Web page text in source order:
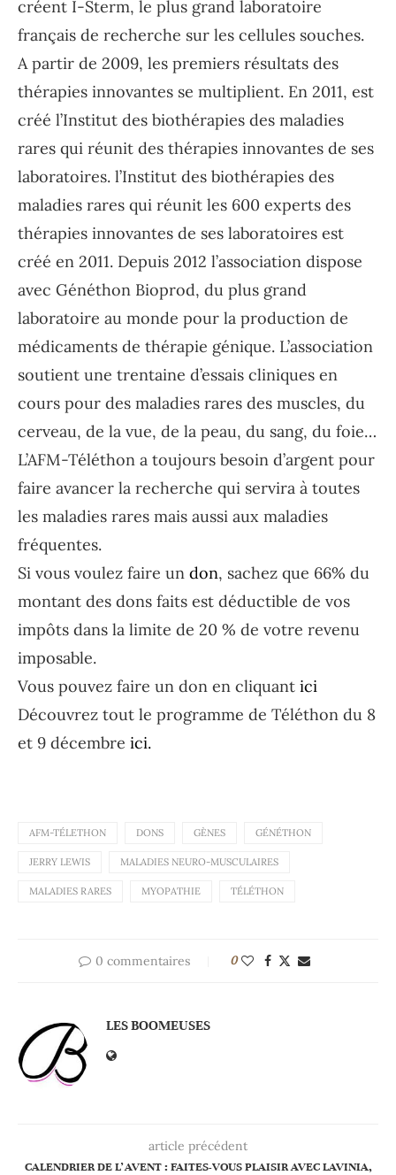
créent I-Sterm, le plus grand laboratoire
français de recherche sur les cellules souches.
A partir de 2009, les premiers résultats des
thérapies innovantes se multiplient. En 2011, est
créé l’Institut des biothérapies des maladies
rares qui réunit des thérapies innovantes de ses
laboratoires. l’Institut des biothérapies des
maladies rares qui réunit les 600 experts des
thérapies innovantes de ses laboratoires est
créé en 2011. Depuis 2012 l’association dispose
avec Généthon Bioprod, du plus grand
laboratoire au monde pour la production de
médicaments de thérapie génique. L’association
soutient une trentaine d’essais cliniques en
cours pour des maladies rares des muscles, du
cerveau, de la vue, de la peau, du sang, du foie…
L’AFM-Téléthon a toujours besoin d’argent pour
faire avancer la recherche qui servira à toutes
les maladies rares mais aussi aux maladies
fréquentes.
Si vous voulez faire un don, sachez que 66% du
montant des dons faits est déductible de vos
impôts dans la limite de 20 % de votre revenu
imposable.
Vous pouvez faire un don en cliquant ici
Découvrez tout le programme de Téléthon du 8
et 9 décembre ici.
AFM-TÉLETHON DONS GÈNES GÉNÉTHON
JERRY LEWIS MALADIES NEURO-MUSCULAIRES
MALADIES RARES MYOPATHIE TÉLÉTHON
0 commentaires 0
LES BOOMEUSES
article précédent
CALENDRIER DE L'AVENT : FAITES-VOUS PLAISIR AVEC LAVINIA,